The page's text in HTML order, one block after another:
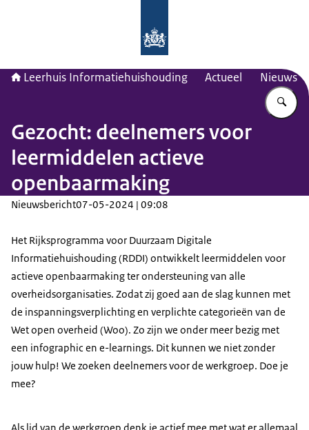
Leerhuis Informatiehuishouding Actueel Nieuws
Gezocht: deelnemers voor
leermiddelen actieve
openbaarmaking
Nieuwsbericht07-05-2024 | 09:08
Het Rijksprogramma voor Duurzaam Digitale
Informatiehuishouding (RDDI) ontwikkelt leermiddelen voor
actieve openbaarmaking ter ondersteuning van alle
overheidsorganisaties. Zodat zij goed aan de slag kunnen met
de inspanningsverplichting en verplichte categorieën van de
Wet open overheid (Woo). Zo zijn we onder meer bezig met
een infographic en e-learnings. Dit kunnen we niet zonder
jouw hulp! We zoeken deelnemers voor de werkgroep. Doe je
mee?